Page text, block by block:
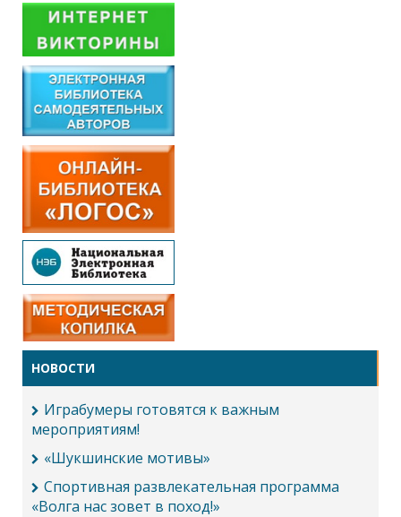
НОВОСТИ
Играбумеры готовятся к важным
мероприятиям!
«Шукшинские мотивы»
Спортивная развлекательная программа
«Волга нас зовет в поход!»